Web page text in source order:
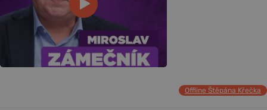
Offline Štěpána Křečka